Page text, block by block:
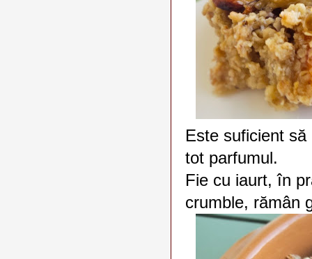
Este suficient
tot parfumul.
Fie cu iaurt, în
crumble, rămân